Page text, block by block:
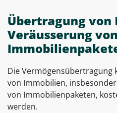
Übertragung
Veräusserung von
Die Vermögensübertragung
von Immobilien,
von Immobilienpaketen,
werden.